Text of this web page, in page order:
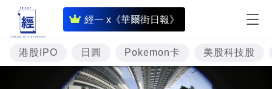
經一 x《華爾街日報》
即
時
財
經
港股IPO 日圓 Pokemon卡 美股科技股